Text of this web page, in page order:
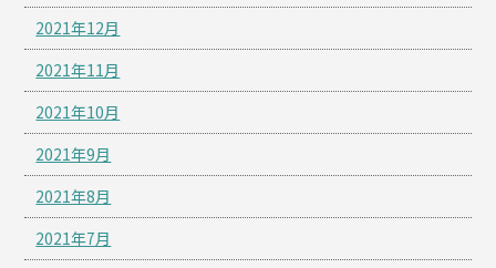
2021年12月
2021年11月
2021年10月
2021年9月
2021年8月
2021年7月